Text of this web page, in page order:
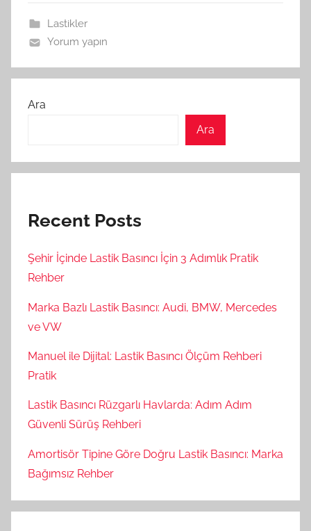
Lastikler
Yorum yapın
Ara
Ara
Recent Posts
Şehir İçinde Lastik Basıncı İçin 3 Adımlık Pratik
Rehber
Marka Bazlı Lastik Basıncı: Audi, BMW, Mercedes
ve VW
Manuel ile Dijital: Lastik Basıncı Ölçüm Rehberi
Pratik
Lastik Basıncı Rüzgarlı Havlarda: Adım Adım
Güvenli Sürüş Rehberi
Amortisör Tipine Göre Doğru Lastik Basıncı: Marka
Bağımsız Rehber